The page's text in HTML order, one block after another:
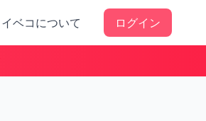
イベコについて ログイン